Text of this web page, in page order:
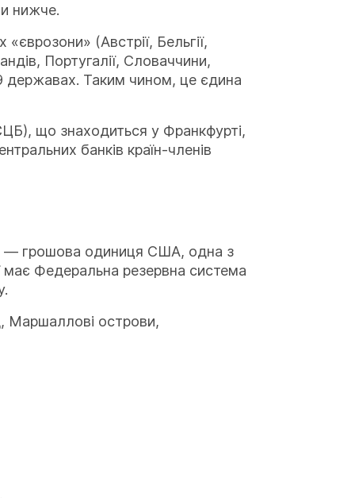
нижче.
(Австрії, Бельгії,
Португалії, Словаччини,
державах. Таким чином, це єдина
що знаходиться у Франкфурті,
банків країн-членів
— грошова одиниця США, одна з
має Федеральна резервна система
Маршаллові острови,